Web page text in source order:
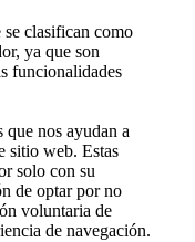
se clasifican como
ya que son
funcionalidades
nos ayudan a
sitio web. Estas
solo con su
de optar por no
voluntaria de
de navegación.